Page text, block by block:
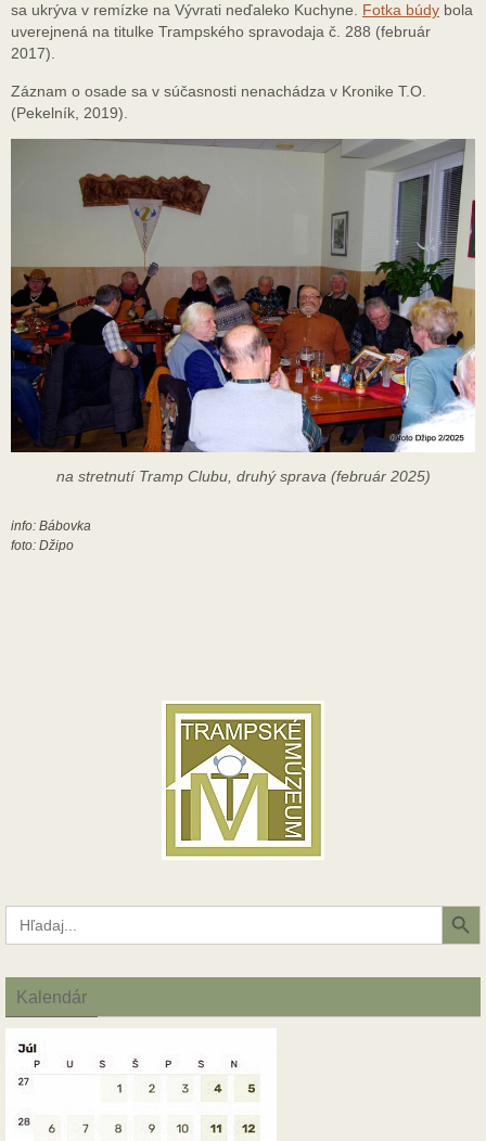
sa ukrýva v remízke na Vývrati neďaleko Kuchyne. Fotka búdy bola
uverejnená na titulke Trampského spravodaja č. 288 (február
2017).
Záznam o osade sa v súčasnosti nenachádza v Kronike T.O.
(Pekelník, 2019).
na stretnutí Tramp Clubu, druhý sprava (február 2025)
info: Bábovka
foto: Džipo
Search
for:
Search Button
Kalendár